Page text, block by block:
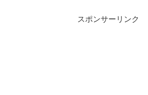
スポンサーリンク